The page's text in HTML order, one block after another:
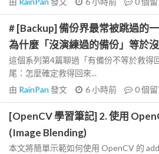
# [Backup] 備份界最常被跳過的
為什麼「沒演練過的備份」等於
這個系列第4篇聊過「有備份不等於救得
尾：怎麼確定救得回來...
由 RainPan 發文 6 小時前 0個
[OpenCV 學習筆記] 2. 使用
(Image Blending)
本文將簡單示範如何使用 OpenCV 的